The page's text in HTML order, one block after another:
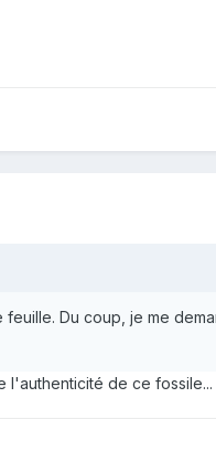
Du coup, je me
de ce